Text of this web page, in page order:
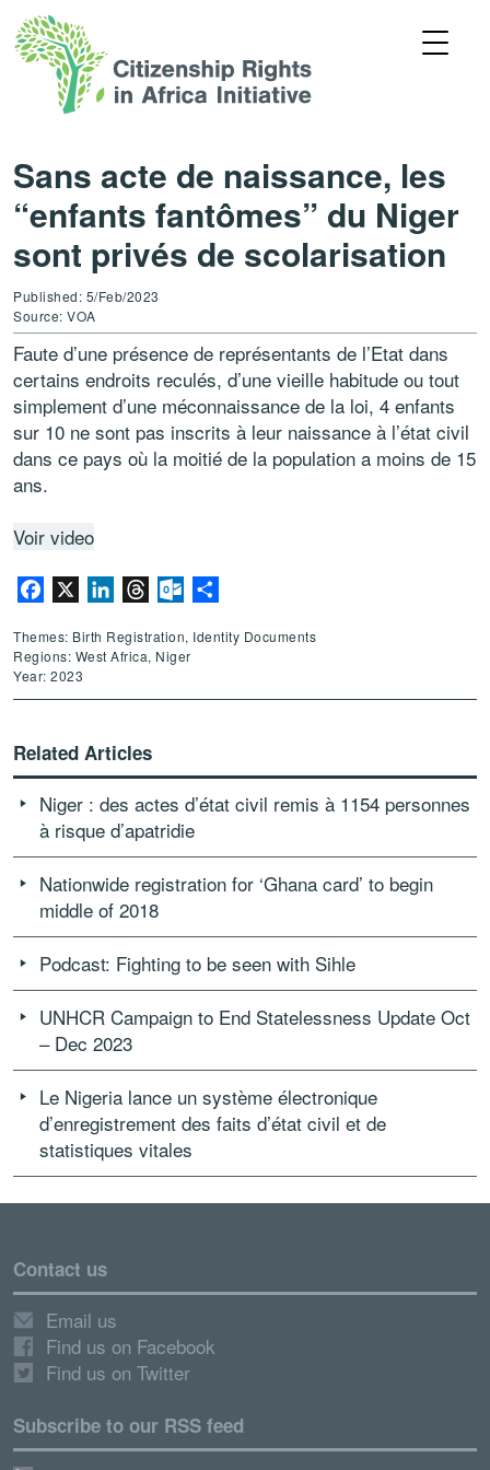
Sans acte de naissance, les
“enfants fantômes” du Niger
sont privés de scolarisation
Published: 5/Feb/2023
Source: VOA
Faute d’une présence de représentants de l’Etat dans
certains endroits reculés, d’une vieille habitude ou tout
simplement d’une méconnaissance de la loi, 4 enfants
sur 10 ne sont pas inscrits à leur naissance à l’état civil
dans ce pays où la moitié de la population a moins de 15
ans.
Voir video
Facebook LinkedInThreadsOutlook.com
Themes: Birth Registration, Identity Documents
Regions: West Africa, Niger
Year: 2023
Related Articles
Niger : des actes d’état civil remis à 1154 personnes
à risque d’apatridie
Nationwide registration for ‘Ghana card’ to begin
middle of 2018
Podcast: Fighting to be seen with Sihle
UNHCR Campaign to End Statelessness Update Oct
– Dec 2023
Le Nigeria lance un système électronique
d’enregistrement des faits d’état civil et de
statistiques vitales
Contact us
Email us
Find us on Facebook
Find us on Twitter
Subscribe to our RSS feed